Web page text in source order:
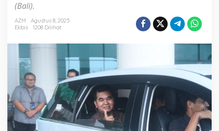
i
a
k
a
i
M
o
b
(Bali).
AZM
Agustus 8, 2025
Ekbis
1208 Dilihat